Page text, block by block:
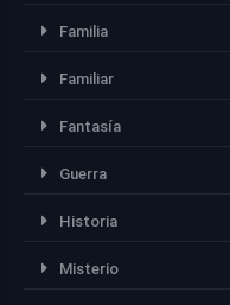
Familia
Familiar
Fantasía
Guerra
Historia
Misterio